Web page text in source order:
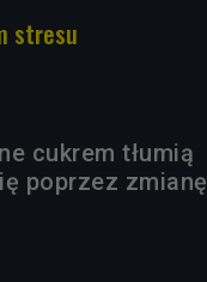
stresu
cukrem tłumią
poprzez zmianę